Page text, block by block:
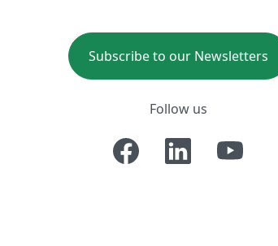
Subscribe to our Newsletters
Follow us